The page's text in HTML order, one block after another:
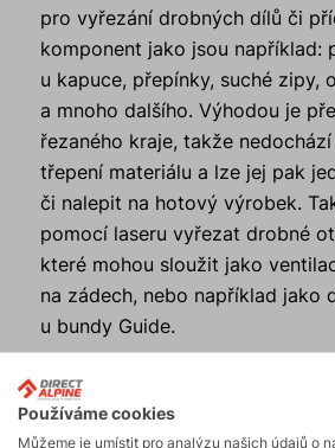
pro vyřezání drobných dílů či
komponent jako jsou například:
u kapuce, přepínky, suché zipy,
a mnoho dalšího. Výhodou je
řezaného kraje, takže
třepení materiálu a lze jej pak
či nalepit na hotový výrobek.
pomocí laseru vyřezat drobné
které mohou sloužit jako
na zádech, nebo například jako
u bundy Guide.
Další technologií je také
částí pomocí aplikace speciální
Používáme cookies
Můžeme je umístit pro analýzu našich údajů o